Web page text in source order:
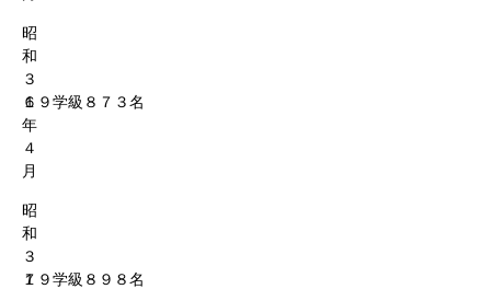
昭
和
３
６
年
４
月
１９学級８７３名
昭
和
３
７
１９学級８９８名